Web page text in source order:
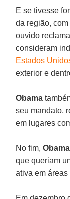
E se tivesse
da região,
ouvido
consideram
Estados
exterior e
Obama
seu mandato,
em lugares
No fim,Obama
que queriam
ativa em áreas